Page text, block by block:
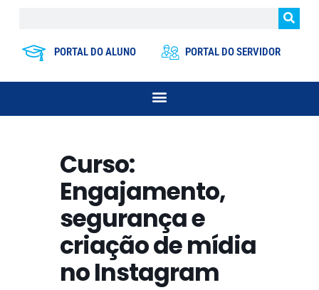
PORTAL DO ALUNO PORTAL DO SERVIDOR
Curso:
Engajamento,
segurança e
criação de mídia
no Instagram